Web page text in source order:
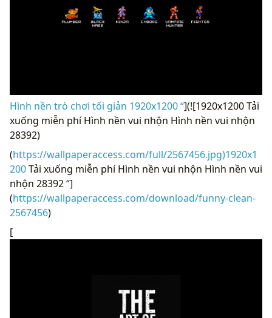
Hình nền trò chơi tối giản 1920x1200 “](![1920x1200 Tải
xuống miễn phí Hình nền vui nhộn Hình nền vui nhộn
28392)
(https://wallpaperaccess.com/full/2567456.jpg)1920x1
200Tải xuống miễn phí Hình nền vui nhộn Hình nền vui
nhộn 28392 “]
(https://wallpaperaccess.com/download/funny-clean-
2567456)
[